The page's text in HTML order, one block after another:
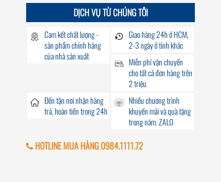
DỊCH VỤ TỪ CHÚNG TÔI
Cam kết chất lượng -
sản phẩm chính hãng
của nhà sản xuất
Giao hàng24hở HCM,
2-3 ngày ở tỉnh khác
Miễn phí vận chuyển
cho tất cả đơn hàng trên
2 triệu
Đếntận nơinhận hàng
trả, hoàn tiền trong24h
Nhiều chương trình
khuyến mãivà quà tặng
trong năm. ZALO
HOTLINE MUA HÀNG 0984.1111.72